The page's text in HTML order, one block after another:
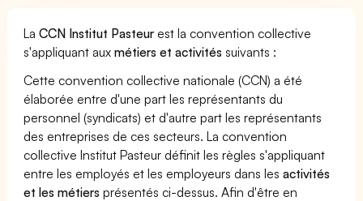
LaCCN Institut Pasteur est la convention collective
s'appliquant auxmétiers et activités suivants :
Cette convention collective nationale (CCN) a été
élaborée entre d'une part les représentants du
personnel (syndicats) et d'autre part les représentants
des entreprises de ces secteurs. La convention
collective Institut Pasteur définit les règles s'appliquant
entre les employés et les employeurs dans lesactivités
et les métiers présentés ci-dessus. Afin d'être en